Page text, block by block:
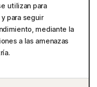
utilizan para
para seguir
mediante la
a las amenazas